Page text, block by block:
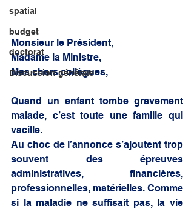
spatial
budget
doctorat
Discussion générale
Monsieur le Président,
Madame la Ministre,
Mes chers collègues,
Quand un enfant tombe gravement
malade, c’est toute une famille qui
vacille.
Au choc de l’annonce s’ajoutent trop
souvent des épreuves
administratives, financières,
professionnelles, matérielles. Comme
si la maladie ne suffisait pas, la vie